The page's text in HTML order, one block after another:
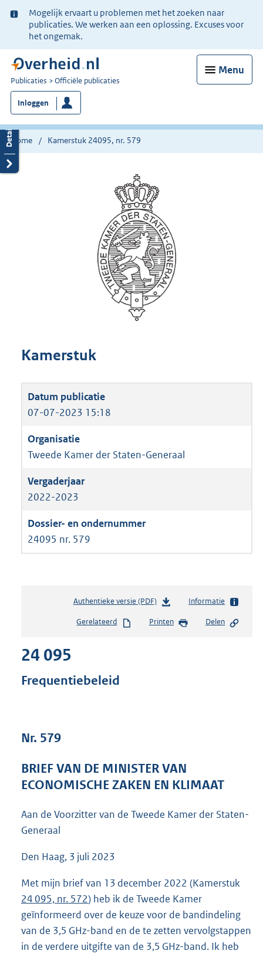
Ter
informatie:
Mogelijk ervaart u problemen met het zoeken naar
publicaties. We werken aan een oplossing. Excuses voor
het ongemak.
Menu
U
bent
nu
hier:
Publicaties Officiële publicaties
Inloggen
Home Kamerstuk 24095, nr. 579
Kamerstuk
07-07-2023 15:18
Tweede Kamer der Staten-Generaal
2022-2023
24095 nr. 579
Authentieke versie (PDF)b
s
e
:
2
Informatie
Gerelateerd Printen Delen
24 095
Frequentiebeleid
Nr. 579
BRIEF VAN DE MINISTER VAN
ECONOMISCHE ZAKEN EN KLIMAAT
Aan de Voorzitter van de Tweede Kamer der Staten-
Generaal
Den Haag, 3 juli 2023
Met mijn brief van 13 december 2022 (Kamerstuk
24 095, nr. 572) heb ik de Tweede Kamer
geïnformeerd over de keuze voor de bandindeling
van de 3,5 GHz-band en de te zetten vervolgstappen
in de verdere uitgifte van de 3,5 GHz-band. Ik heb